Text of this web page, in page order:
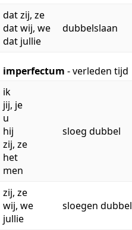
dat zij, ze
dat wij, we
dat jullie
dubbelslaan
imperfectum - verleden tijd
ik
jij, je
u
hij
zij, ze
het
men
sloeg dubbel
zij, ze
wij, we
jullie
sloegen dubbel